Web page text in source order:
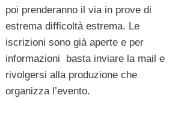
poi prenderanno il via in prove di
estrema difficoltà estrema. Le
iscrizioni sono già aperte e per
informazioni basta inviare la mail e
rivolgersi alla produzione che
organizza l’evento.